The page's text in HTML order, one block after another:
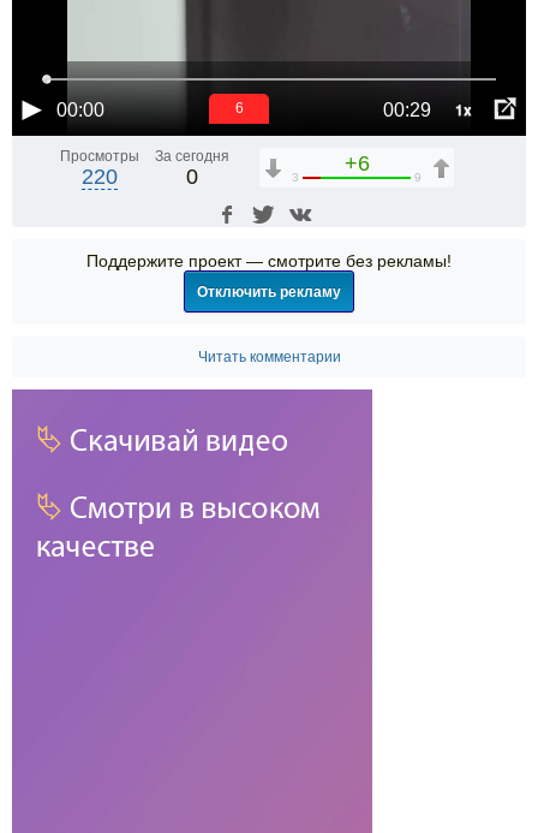
00:00 00:29 1x
6
Просмотры
220
За сегодня
0
+6
3 9
Поддержите проект — смотрите без рекламы!
Отключить рекламу
Читать комментарии